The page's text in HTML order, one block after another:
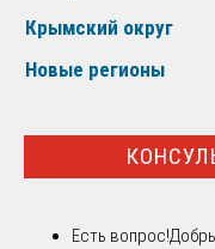
Крымский округ
Новые регионы
Есть вопрос!